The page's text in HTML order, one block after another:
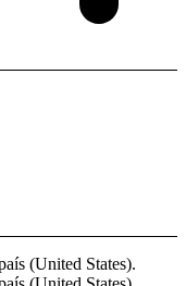
(United States).